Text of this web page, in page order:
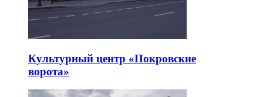
Культурный центр «Покровские
ворота»